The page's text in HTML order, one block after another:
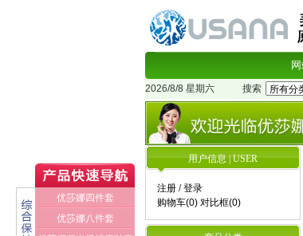
2026/8/8 星期六 搜索
用户信息 | USER
注册 /登录
购物车(0) 对比框(0)
优莎娜四件套
优莎娜八件套